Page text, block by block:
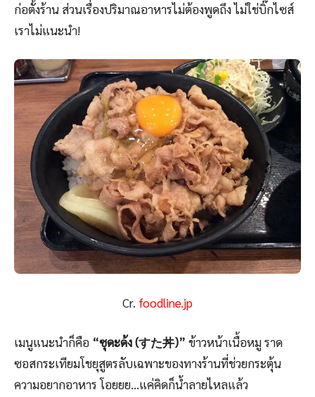
ก่อตั้งร้าน ส่วนเรื่องปริมาณอาหารไม่ต้องพูดถึง ไม่ใช่บิ๊กไซส์
เราไม่แนะนำ!
Cr. foodline.jp
เมนูแนะนำก็คือ “ซุดะด้ง (すた丼)” ข้าวหน้าเนื้อหมู ราด
ซอสกระเทียมโชยุสูตรลับเฉพาะของทางร้านที่ช่วยกระตุ้น
ความอยากอาหาร โอยยย…แค่คิดก็น้ำลายไหลแล้ว